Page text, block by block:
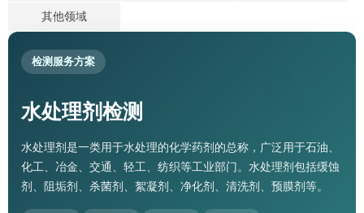
其他领域
检测服务方案
水处理剂检测
水处理剂是一类用于水处理的化学药剂的总称，广泛用于石油、
化工、冶金、交通、轻工、纺织等工业部门。水处理剂包括缓蚀
剂、阻垢剂、杀菌剂、絮凝剂、净化剂、清洗剂、预膜剂等。